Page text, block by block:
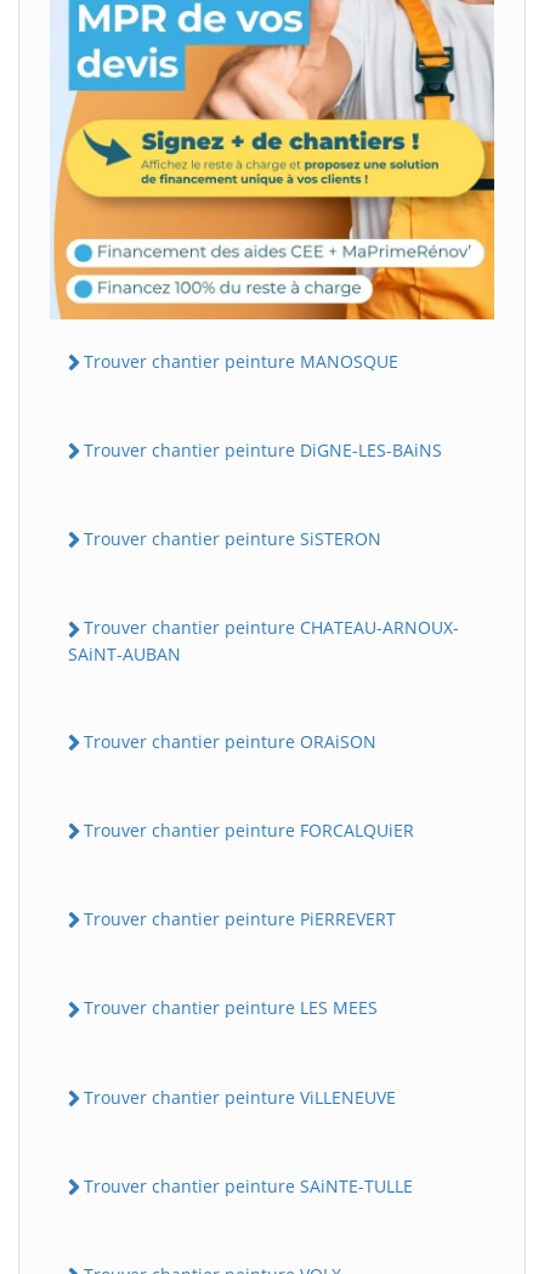
Trouver chantier peinture MANOSQUE
Trouver chantier peinture DiGNE-LES-BAiNS
Trouver chantier peinture SiSTERON
Trouver chantier peinture CHATEAU-ARNOUX-
SAiNT-AUBAN
Trouver chantier peinture ORAiSON
Trouver chantier peinture FORCALQUiER
Trouver chantier peinture PiERREVERT
Trouver chantier peinture LES MEES
Trouver chantier peinture ViLLENEUVE
Trouver chantier peinture SAiNTE-TULLE